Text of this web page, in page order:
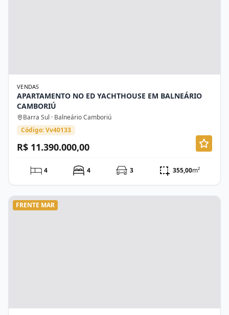
VENDAS
APARTAMENTO NO ED YACHTHOUSE EM BALNEÁRIO
CAMBORIÚ
Barra Sul · Balneário Camboriú
Código: Vv40133
R$ 11.390.000,00
4 4 3 355,00m²
FRENTE MAR